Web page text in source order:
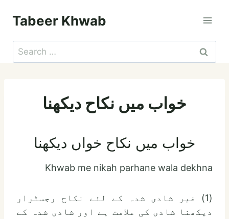
Tabeer Khwab
Search
for:
خواب میں نکاح دیکھنا
خواب میں نکاح خواں دیکھنا
Khwab me nikah parhane wala dekhna
(1) غیر شادی شدہ کے لئے نکاح رجسٹرار
دیکھنا شادی کی علامت ہے اور شادی شدہ کے